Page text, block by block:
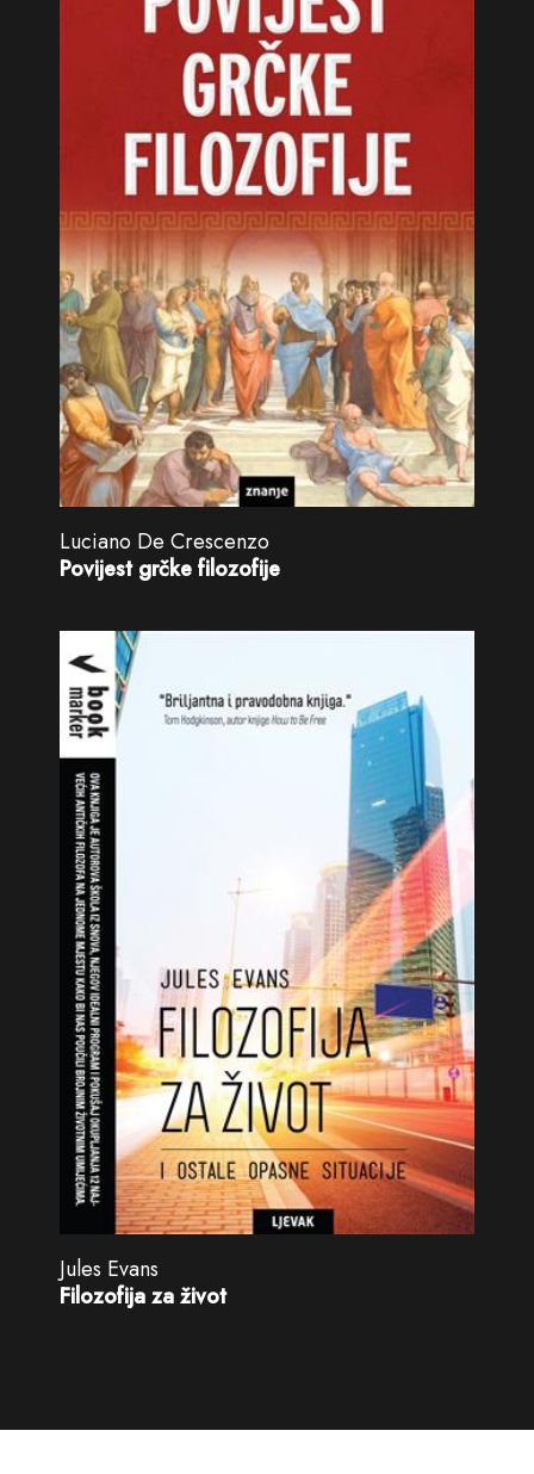
Luciano De Crescenzo
Povijest grčke filozofije
Jules Evans
Filozofija za život